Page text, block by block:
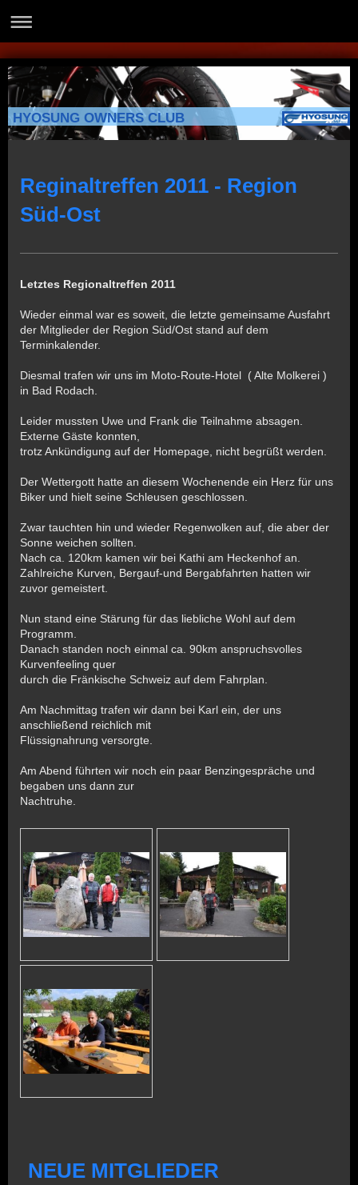
HYOSUNG OWNERS CLUB
Reginaltreffen 2011 - Region
Süd-Ost
Letztes Regionaltreffen 2011
Wieder einmal war es soweit, die letzte gemeinsame Ausfahrt
der Mitglieder der Region Süd/Ost stand auf dem
Terminkalender.
Diesmal trafen wir uns im Moto-Route-Hotel ( Alte Molkerei )
in Bad Rodach.
Leider mussten Uwe und Frank die Teilnahme absagen.
Externe Gäste konnten,
trotz Ankündigung auf der Homepage, nicht begrüßt werden.
Der Wettergott hatte an diesem Wochenende ein Herz für uns
Biker und hielt seine Schleusen geschlossen.
Zwar tauchten hin und wieder Regenwolken auf, die aber der
Sonne weichen sollten.
Nach ca. 120km kamen wir bei Kathi am Heckenhof an.
Zahlreiche Kurven, Bergauf-und Bergabfahrten hatten wir
zuvor gemeistert.
Nun stand eine Stärung für das liebliche Wohl auf dem
Programm.
Danach standen noch einmal ca. 90km anspruchsvolles
Kurvenfeeling quer
durch die Fränkische Schweiz auf dem Fahrplan.
Am Nachmittag trafen wir dann bei Karl ein, der uns
anschließend reichlich mit
Flüssignahrung versorgte.
Am Abend führten wir noch ein paar Benzingespräche und
begaben uns dann zur
Nachtruhe.
NEUE MITGLIEDER